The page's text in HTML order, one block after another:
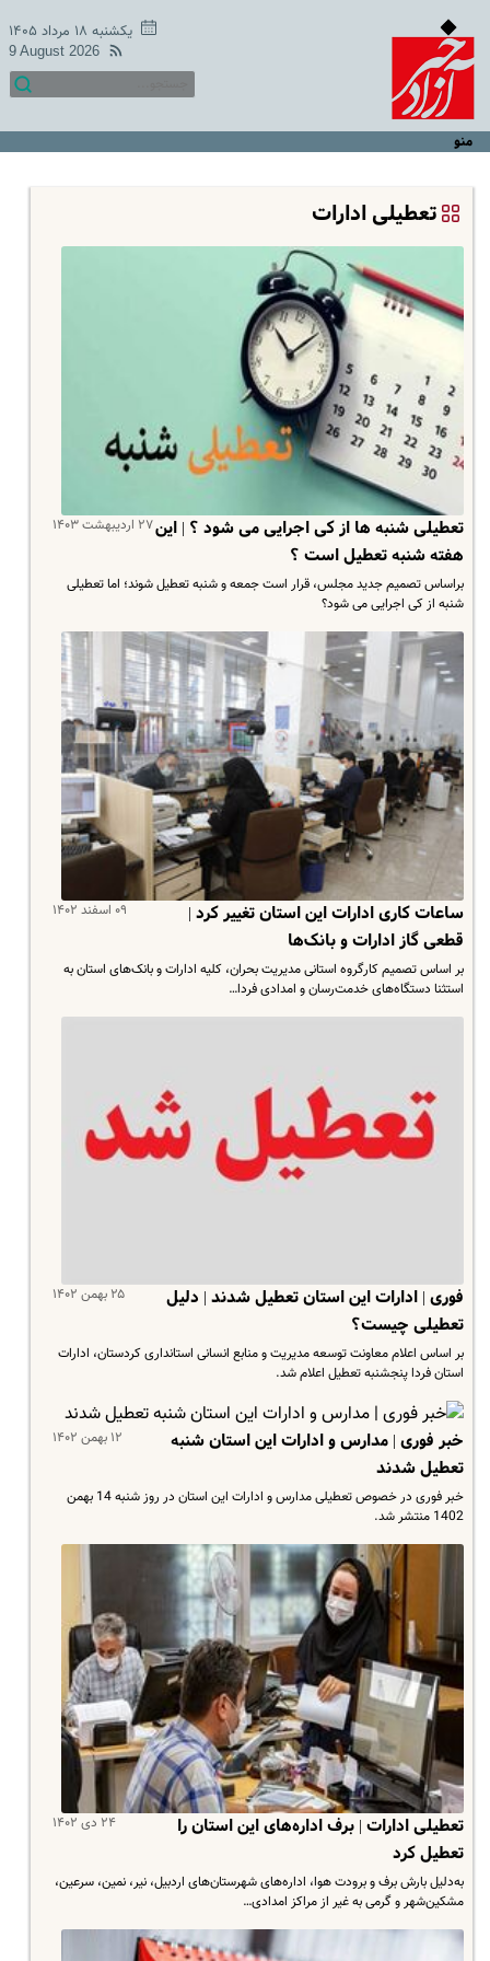
یکشنبه ۱۸ مرداد ۱۴۰۵
9 August 2026
منو
تعطیلی ادارات
۲۷ اردیبهشت ۱۴۰۳تعطیلی شنبه ها از کی اجرایی می شود ؟ | این
هفته شنبه تعطیل است ؟
براساس تصمیم جدید مجلس، قرار است جمعه و شنبه تعطیل شوند؛ اما تعطیلی
شنبه از کی اجرایی می شود؟
۰۹ اسفند ۱۴۰۲
ساعات کاری ادارات این استان تغییر کرد |
قطعی گاز ادارات و بانک‌ها
بر اساس تصمیم کارگروه استانی مدیریت بحران، کلیه ادارات و بانک‌های استان به
استثنا دستگاه‌های خدمت‌رسان و امدادی فردا…
۲۵ بهمن ۱۴۰۲
فوری | ادارات این استان تعطیل شدند | دلیل
تعطیلی چیست؟
بر اساس اعلام معاونت توسعه مدیریت و منابع انسانی استانداری کردستان،‌ ادارات
استان فردا پنجشنبه تعطیل اعلام شد.
۱۲ بهمن ۱۴۰۲
خبر فوری | مدارس و ادارات این استان شنبه
تعطیل شدند
خبر فوری در خصوص تعطیلی مدارس و ادارات این استان در روز شنبه 14 بهمن
1402 منتشر شد.
۲۴ دی ۱۴۰۲
تعطیلی ادارات | برف اداره‌های این استان را
تعطیل کرد
به‌دلیل بارش برف و برودت هوا، اداره‌های شهرستان‌های اردبیل، نیر، نمین، سرعین،
مشکین‌شهر و گرمی به غیر از مراکز امدادی…